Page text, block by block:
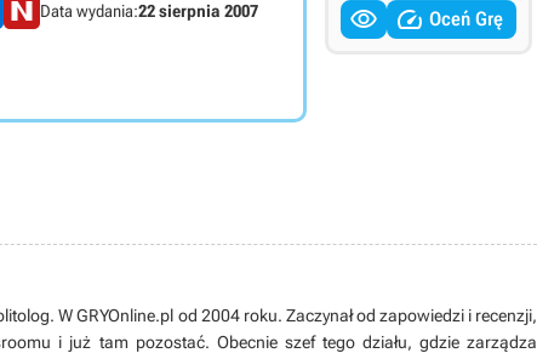
Data wydania:22 sierpnia 2007   Oceń Grę
W GRYOnline.pl od 2004 roku. Zaczynał od zapowiedzi i recenzji,
i już tam pozostać. Obecnie szef tego działu, gdzie zarządza